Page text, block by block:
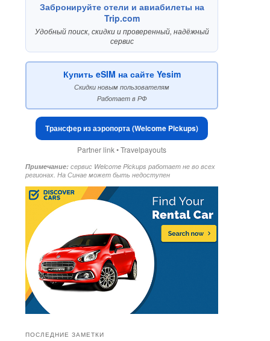
Забронируйте отели и авиабилеты на
Trip.com
Удобный поиск, скидки и проверенный, надёжный
сервис
Купить eSIM на сайте Yesim
Скидки новым пользователям
Работает в РФ
Трансфер из аэропорта (Welcome Pickups)
Partner link • Travelpayouts
Примечание: сервис Welcome Pickups работает не во всех
регионах. На Синае может быть недоступен
ПОСЛЕДНИЕ ЗАМЕТКИ